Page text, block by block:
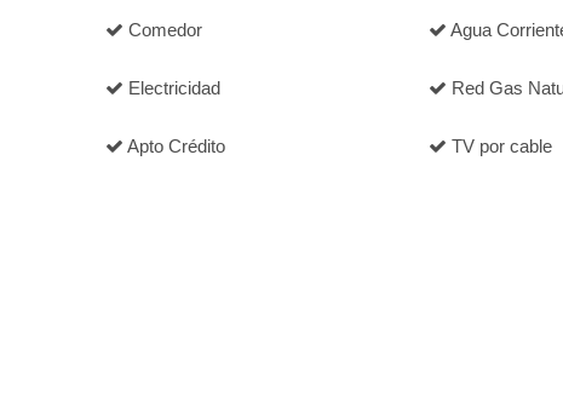
Comedor Agua
Electricidad Red Gas
Apto Crédito TV por cable